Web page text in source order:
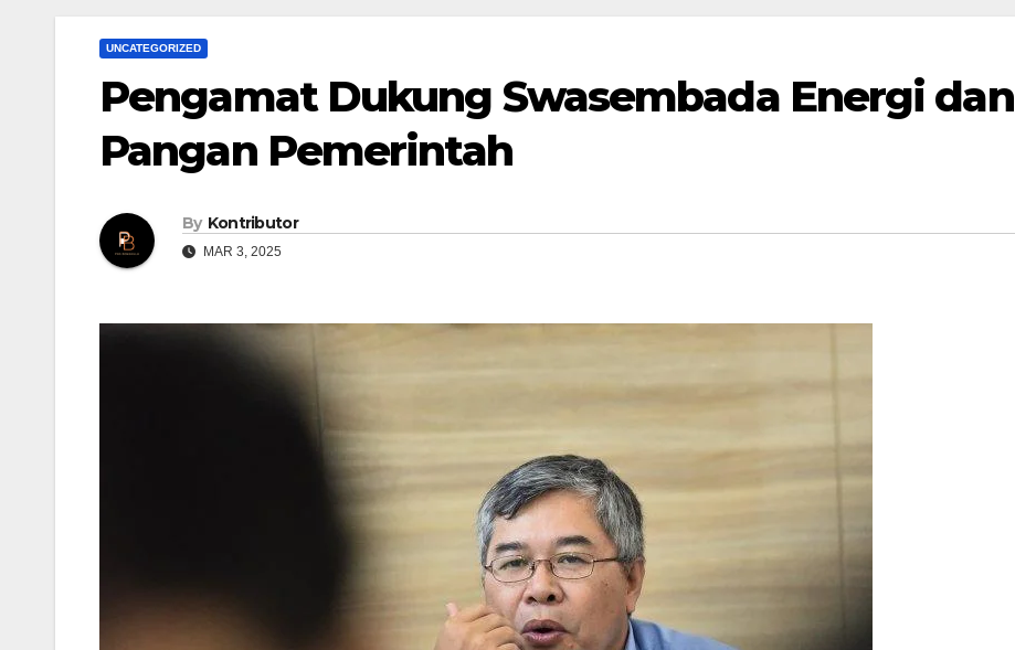
UNCATEGORIZED
Pengamat Dukung Swasembada Energi dan
Pangan Pemerintah
By Kontributor
MAR 3, 2025